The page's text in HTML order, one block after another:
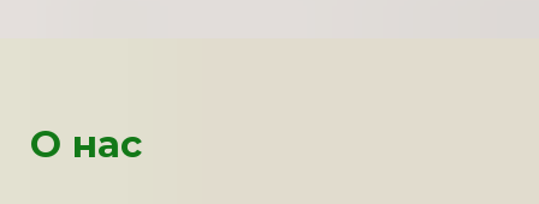
О нас